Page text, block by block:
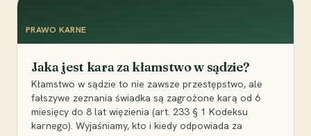
PRAWO KARNE
Jaka jest kara za kłamstwo w sądzie?
Kłamstwo w sądzie to nie zawsze przestępstwo, ale
fałszywe zeznania świadka są zagrożone karą od 6
miesięcy do 8 lat więzienia (art. 233 § 1 Kodeksu
karnego). Wyjaśniamy, kto i kiedy odpowiada za